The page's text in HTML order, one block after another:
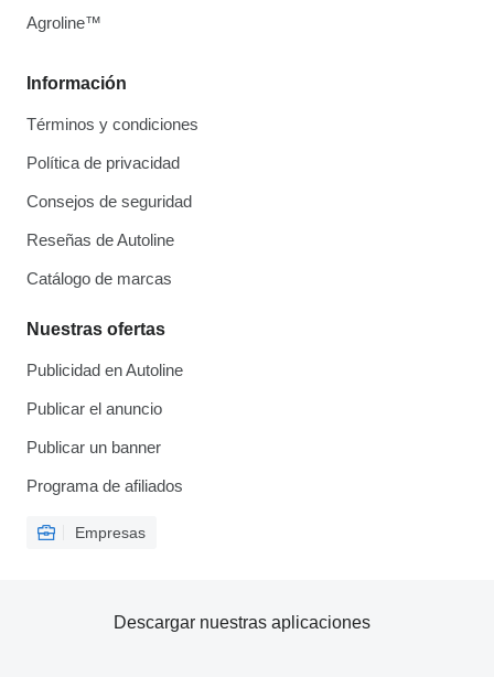
Información
Términos y condiciones
Política de privacidad
Consejos de seguridad
Reseñas de Autoline
Catálogo de marcas
Nuestras ofertas
Publicidad en Autoline
Publicar el anuncio
Publicar un banner
Programa de afiliados
Empresas
Agroline™
Descargar nuestras aplicaciones